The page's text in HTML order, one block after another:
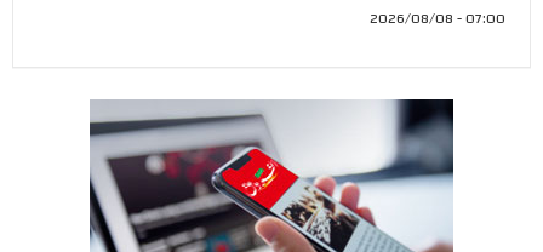
07:00 - 2026/08/08